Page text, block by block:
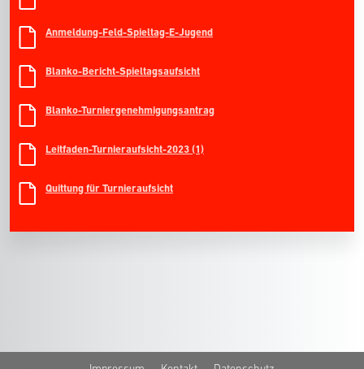
Anmeldung-Feld-Spieltag-E-Jugend
Blanko-Bericht-Spieltagsaufsicht
Blanko-Turniergenehmigungsantrag
Leitfaden-Turnieraufsicht-2023 (1)
Quittung für Turnieraufsicht